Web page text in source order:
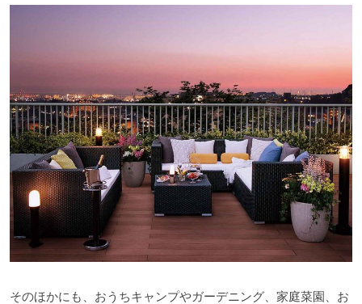
そのほかにも、おうちキャンプやガーデニング、家庭菜園、お